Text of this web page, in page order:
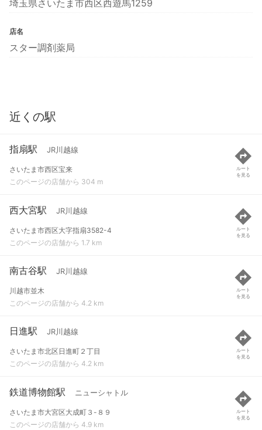
埼玉県さいたま市西区西遊馬1259
店名
スター調剤薬局
近くの駅
指扇駅 JR川越線
さいたま市西区宝来
このページの店舗から 304 m
ルート
を見る
西大宮駅 JR川越線
さいたま市西区大字指扇3582-4
このページの店舗から 1.7 km
ルート
を見る
南古谷駅 JR川越線
川越市並木
このページの店舗から 4.2 km
ルート
を見る
日進駅 JR川越線
さいたま市北区日進町２丁目
このページの店舗から 4.2 km
ルート
を見る
鉄道博物館駅 ニューシャトル
さいたま市大宮区大成町３-８９
このページの店舗から 4.9 km
ルート
を見る